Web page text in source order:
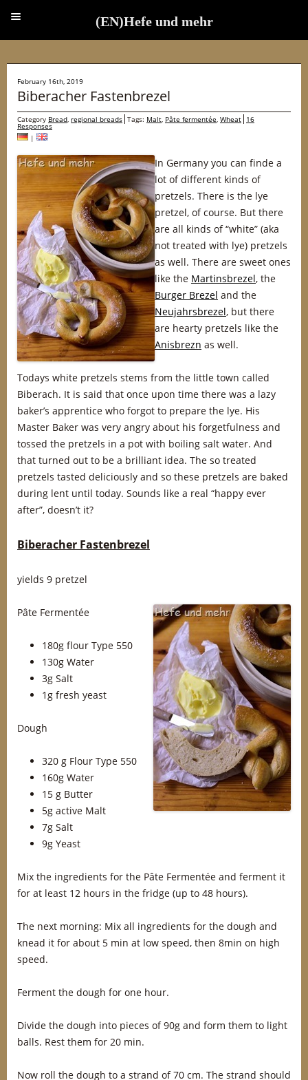
February 16th, 2019
Biberacher Fastenbrezel
Category Bread, regional breads Tags: Malt, Pâte fermentée, Wheat 16
Responses
|
In Germany you can finde a
lot of different kinds of
pretzels. There is the lye
pretzel, of course. But there
are all kinds of “white” (aka
not treated with lye) pretzels
as well. There are sweet ones
like the Martinsbrezel, the
Burger Brezel and the
Neujahrsbrezel, but there
are hearty pretzels like the
Anisbrezn as well.
Todays white pretzels stems from the little town called
Biberach. It is said that once upon time there was a lazy
baker’s apprentice who forgot to prepare the lye. His
Master Baker was very angry about his forgetfulness and
tossed the pretzels in a pot with boiling salt water. And
that turned out to be a brilliant idea. The so treated
pretzels tasted deliciously and so these pretzels are baked
during lent until today. Sounds like a real “happy ever
after”, doesn’t it?
Biberacher Fastenbrezel
yields 9 pretzel
Pâte Fermentée
180g flour Type 550
130g Water
3g Salt
1g fresh yeast
Dough
320 g Flour Type 550
160g Water
15 g Butter
5g active Malt
7g Salt
9g Yeast
Mix the ingredients for the Pâte Fermentée and ferment it
for at least 12 hours in the fridge (up to 48 hours).
The next morning: Mix all ingredients for the dough and
knead it for about 5 min at low speed, then 8min on high
speed.
Ferment the dough for one hour.
Divide the dough into pieces of 90g and form them to light
balls. Rest them for 20 min.
Now roll the dough to a strand of 70 cm. The strand should
(EN)Hefe und mehr
(EN)Hefe und mehr